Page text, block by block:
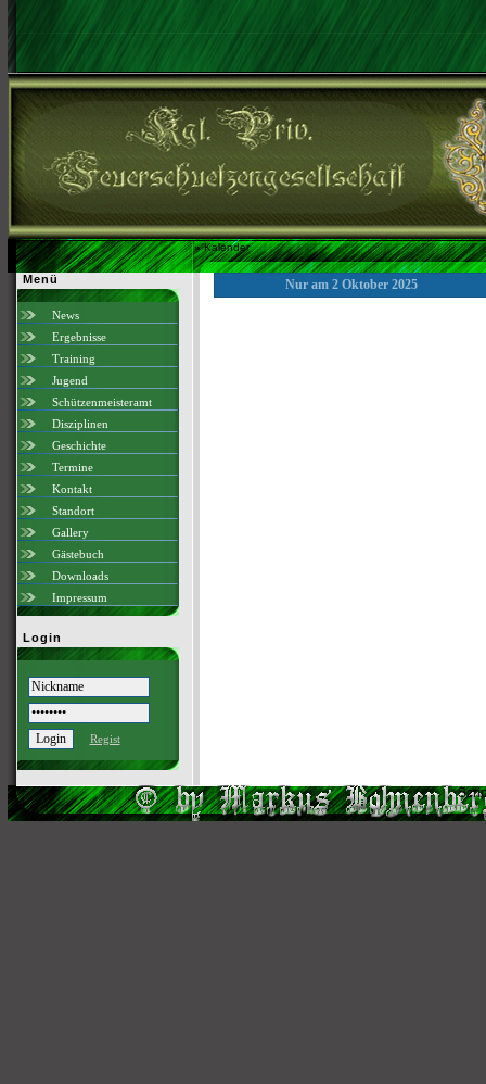
»Kalender
Menü
News
Ergebnisse
Training
Jugend
Schützenmeisteramt
Disziplinen
Geschichte
Termine
Kontakt
Standort
Gallery
Gästebuch
Downloads
Impressum
Login
Regist
Nur am 2 Oktober 2025